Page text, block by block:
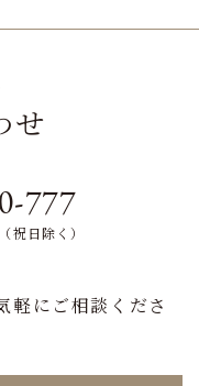
せ
777
日除く）
軽にご相談くださ